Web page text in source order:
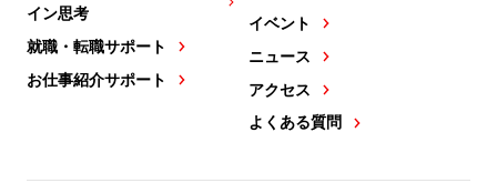
イン思考
就職・転職サポート
お仕事紹介サポート
イベント
ニュース
アクセス
よくある質問